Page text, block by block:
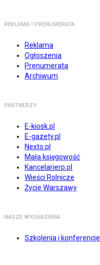
REKLAMA I PRENUMERATA
Reklama
Ogłoszenia
Prenumerata
Archiwum
PARTNERZY
E-kiosk.pl
E-gazety.pl
Nexto.pl
Mała księgowość
Kancelarierp.pl
Wieści Rolnicze
Życie Warszawy
NASZE WYDARZENIA
Szkolenia i konferencje